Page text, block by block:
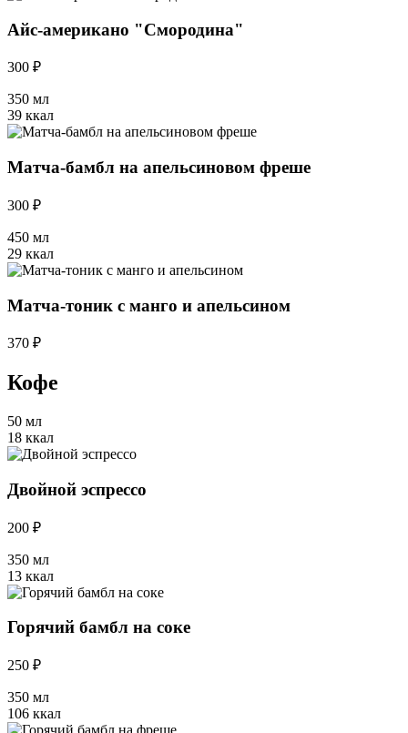
Айс-американо "Смородина"
300 ₽
350 мл
39 ккал
Матча-бамбл на апельсиновом фреше
300 ₽
450 мл
29 ккал
Матча-тоник с манго и апельсином
370 ₽
Кофе
50 мл
18 ккал
Двойной эспрессо
200 ₽
350 мл
13 ккал
Горячий бамбл на соке
250 ₽
350 мл
106 ккал